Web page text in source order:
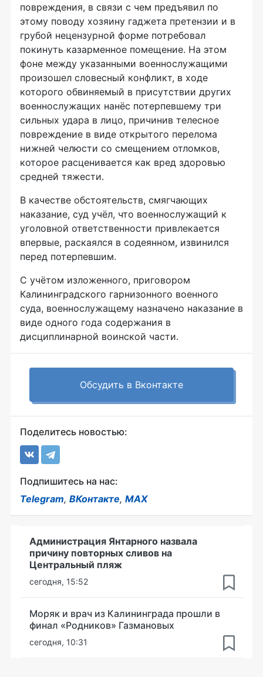
повреждения, в связи с чем предъявил по
этому поводу хозяину гаджета претензии и в
грубой нецензурной форме потребовал
покинуть казарменное помещение. На этом
фоне между указанными военнослужащими
произошел словесный конфликт, в ходе
которого обвиняемый в присутствии других
военнослужащих нанёс потерпевшему три
сильных удара в лицо, причинив телесное
повреждение в виде открытого перелома
нижней челюсти со смещением отломков,
которое расценивается как вред здоровью
средней тяжести.
В качестве обстоятельств, смягчающих
наказание, суд учёл, что военнослужащий к
уголовной ответственности привлекается
впервые, раскаялся в содеянном, извинился
перед потерпевшим.
С учётом изложенного, приговором
Калининградского гарнизонного военного
суда, военнослужащему назначено наказание в
виде одного года содержания в
дисциплинарной воинской части.
Обсудить в Вконтакте
Поделитесь новостью:
Подпишитесь на нас:
Telegram, ВКонтакте, MAX
Администрация Янтарного назвала
причину повторных сливов на
Центральный пляж
сегодня, 15:52
Моряк и врач из Калининграда прошли в
финал «Родников» Газмановых
сегодня, 10:31